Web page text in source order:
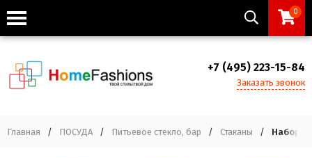
0
+7 (495) 223-15-84
Заказать звонок
Главная / ПОСУДА / Питьевое стекло, бар / Стаканы / Набор: 6